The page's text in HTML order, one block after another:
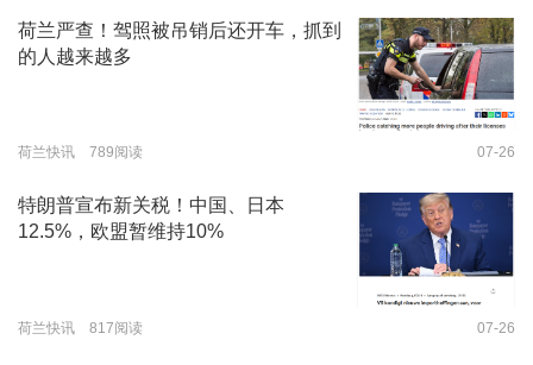
荷兰严查！驾照被吊销后还开车，抓到
的人越来越多
荷兰快讯 789阅读 07-26
特朗普宣布新关税！中国、日本
12.5%，欧盟暂维持10%
荷兰快讯 817阅读 07-26